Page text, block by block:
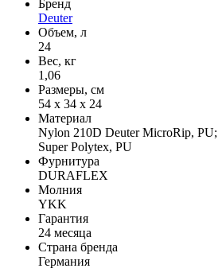
Бренд
Deuter
Объем, л
24
Вес, кг
1,06
Размеры, см
54 x 34 x 24
Материал
Nylon 210D Deuter MicroRip,
Super Polytex, PU
Фурнитура
DURAFLEX
Молния
YKK
Гарантия
24 месяца
Страна бренда
Германия